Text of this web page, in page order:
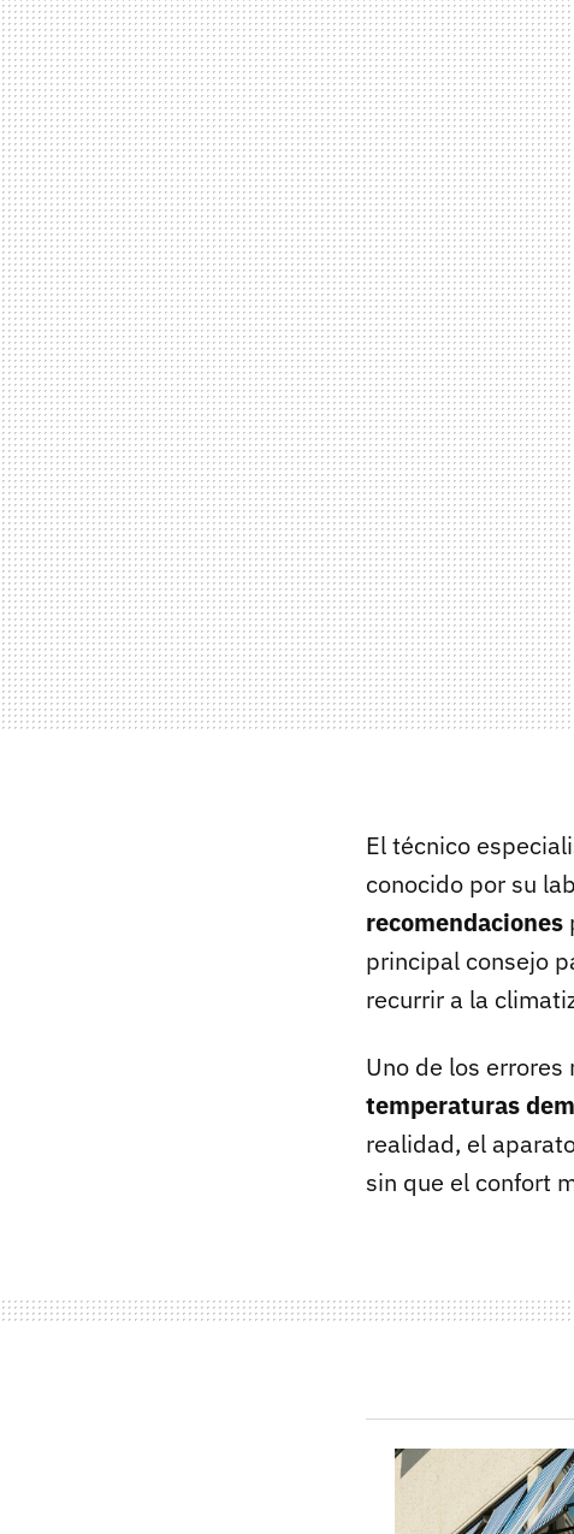
El técnico
conocido por su
recomendaciones
principal consejo
recurrir a la
Uno de los
temperaturas
realidad, el
sin que el confort